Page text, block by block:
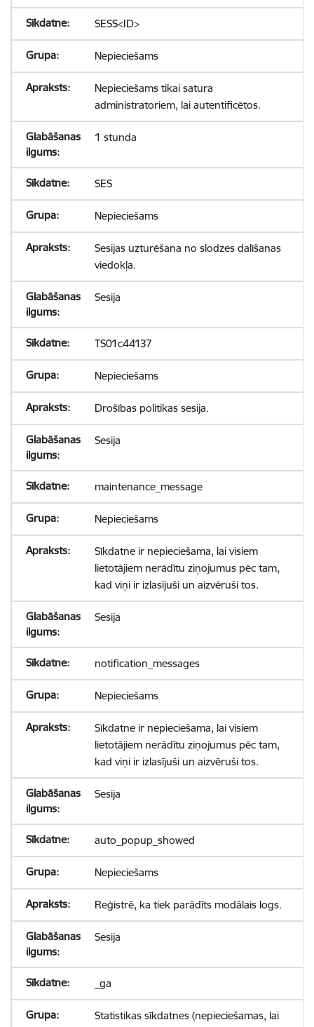
SESS<ID>
Nepieciešams
Nepieciešams tikai satura
administratoriem, lai autentificētos.
1 stunda
SES
Nepieciešams
Sesijas uzturēšana no slodzes dalīšanas
viedokļa.
Sesija
TS01c44137
Nepieciešams
Drošības politikas sesija.
Sesija
maintenance_message
Nepieciešams
Sīkdatne ir nepieciešama, lai visiem
lietotājiem nerādītu ziņojumus pēc tam,
kad viņi ir izlasījuši un aizvēruši tos.
Sesija
notification_messages
Nepieciešams
Sīkdatne ir nepieciešama, lai visiem
lietotājiem nerādītu ziņojumus pēc tam,
kad viņi ir izlasījuši un aizvēruši tos.
Sesija
auto_popup_showed
Nepieciešams
Reģistrē, ka tiek parādīts modālais logs.
Sesija
_ga
Statistikas sīkdatnes (nepieciešamas, lai